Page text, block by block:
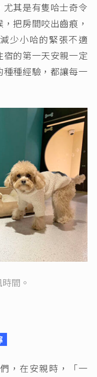
其是有隻哈士奇令
把房間咬出齒痕，
少小哈的緊張不適
的第一天安親一定
種經驗，都讓每一
間。
在安親時，「一